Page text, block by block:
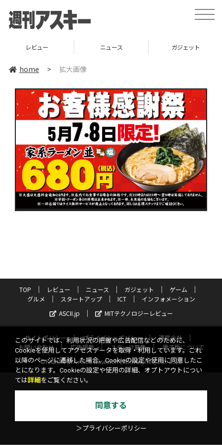
toggle
レビュー ニュース ガジェット
home > 拡大画像
TOP レビュー ニュース ガジェット
ゲーム
グルメ
スタートアップ ICT
インフォメーション
ASCII.jp
MITテクノロジーレビュー
サイトポリシー プライバシーポリシー
運営会社
お問い合わせ
広告掲載 スタッフ募集
電子版について
©KADOKAWA ASCII Research Laboratories, Inc. 2026
このサイトでは、利用状況の把握や広告配信などのために、
Cookieを使用してアクセスデータを取得・利用しています。これ
以降のページに遷移した場合、Cookieの設定や使用に同意したこ
とになります。Cookieの設定や使用の詳細、オプトアウトについ
ては詳細 をご覧ください。
同意する
＞プライバシーポリシー